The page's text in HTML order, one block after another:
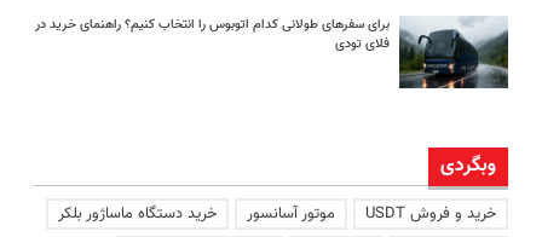
برای سفرهای طولانی کدام اتوبوس را انتخاب کنیم؟ راهنمای خرید در
فلای تودی
وبگردی
خرید و فروش USDT موتور آسانسور
خرید دستگاه ماساژور بلکر